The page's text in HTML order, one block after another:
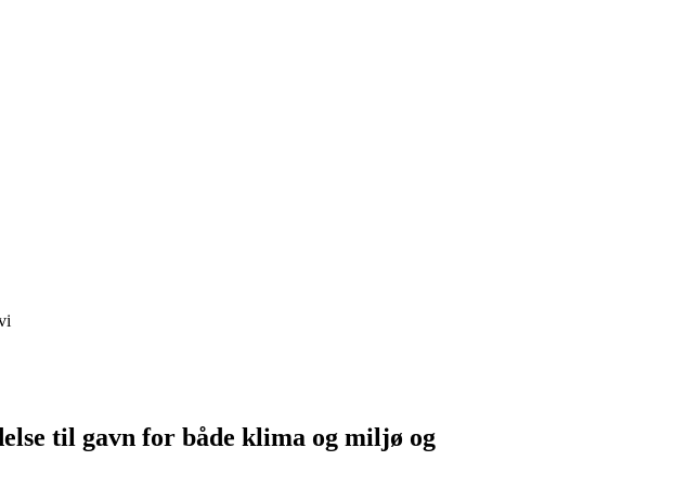
til gavn for både klima og miljø og